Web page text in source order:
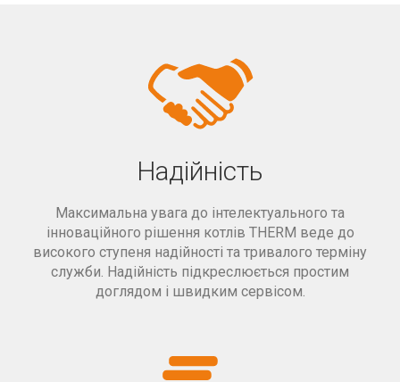
Надійність
Максимальна увага до інтелектуального та
інноваційного рішення котлів THERM веде до
високого ступеня надійності та тривалого терміну
служби. Надійність підкреслюється простим
доглядом і швидким сервісом.